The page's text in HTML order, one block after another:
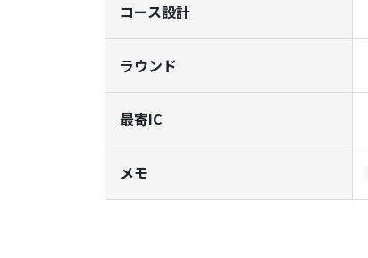
コース設計
ラウンド
最寄IC
メモ